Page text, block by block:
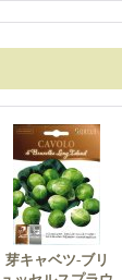
芽キャベツ-ブリ